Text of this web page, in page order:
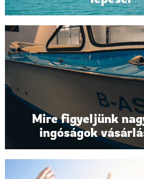
Mire figyeljünk
ingóságok